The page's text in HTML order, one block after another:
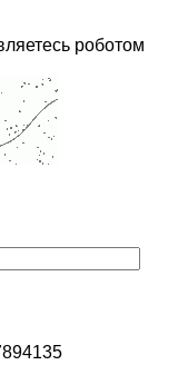
роботом